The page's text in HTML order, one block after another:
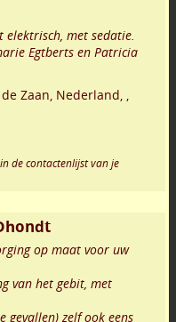
met sedatie.
Egtberts en Patricia
Zaan Nederland,
de contactenlijst van je
op maat voor uw
van het gebit, met
gevallen) zelf ook eens